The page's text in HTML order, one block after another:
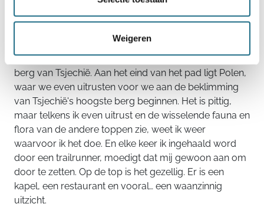
Weigeren
onderhouden paden,gezellige rustplekjesen
en komen al snel terecht op het prachtige
plankenpadmet zicht op deSněžka, de hoogste
berg van Tsjechië. Aan het eind van het pad ligt Polen,
waar we even uitrusten voor we aan de beklimming
van Tsjechië's hoogste berg beginnen. Het is pittig,
maar telkens ik even uitrust en de wisselende fauna en
flora van de andere toppen zie, weet ik weer
waarvoor ik het doe. En elke keer ik ingehaald word
door een trailrunner, moedigt dat mij gewoon aan om
door te zetten. Op de top is het gezellig. Er is een
kapel, een restaurant en vooral… een waanzinnig
uitzicht.